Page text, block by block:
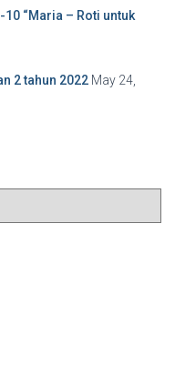
10 “Maria – Roti untuk
2 tahun 2022 May 24,